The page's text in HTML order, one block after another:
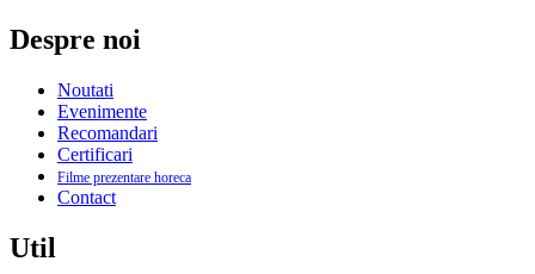
Despre noi
Noutati
Evenimente
Recomandari
Certificari
Filme prezentare horeca
Contact
Util